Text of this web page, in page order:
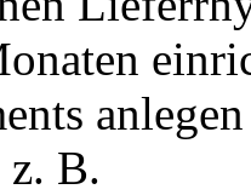
z. B.